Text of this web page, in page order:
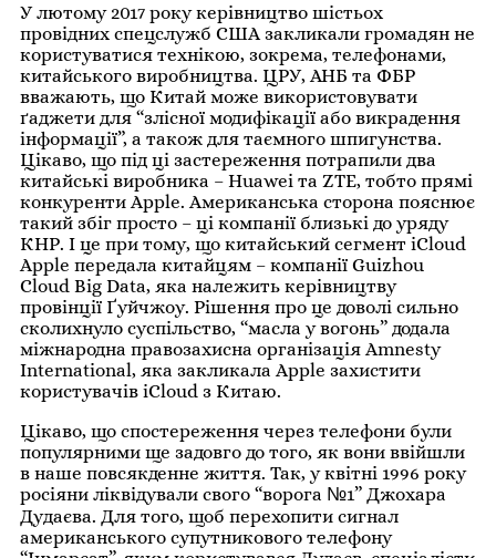
У лютому 2017 року керівництво шістьох
провідних спецслужб США закликали громадян не
користуватися технікою, зокрема, телефонами,
китайського виробництва. ЦРУ, АНБ та ФБР
вважають, що Китай може використовувати
ґаджети для “злісної модифікації або викрадення
інформації”, а також для таємного шпигунства.
Цікаво, що під ці застереження потрапили два
китайські виробника – Huawei та ZTE, тобто прямі
конкуренти Apple. Американська сторона пояснює
такий збіг просто – ці компанії близькі до уряду
КНР. І це при тому, що китайський сегмент iCloud
Apple передала китайцям – компанії Guizhou
Cloud Big Data, яка належить керівництву
провінції Ґуйчжоу. Рішення про це доволі сильно
сколихнуло суспільство, “масла у вогонь” додала
міжнародна правозахисна організація Amnesty
International, яка закликала Apple захистити
користувачів iCloud з Китаю.
Цікаво, що спостереження через телефони були
популярними ще задовго до того, як вони ввійшли
в наше повсякденне життя. Так, у квітні 1996 року
росіяни ліквідували свого “ворога №1” Джохара
Дудаєва. Для того, щоб перехопити сигнал
американського супутникового телефону